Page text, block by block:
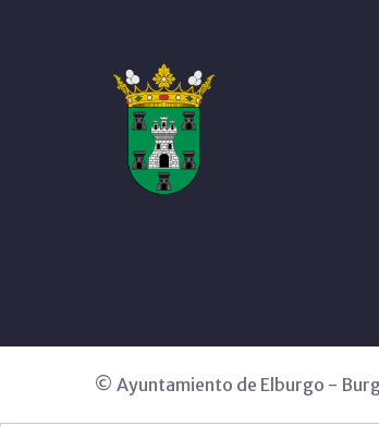
© Ayuntamiento de Elburgo -